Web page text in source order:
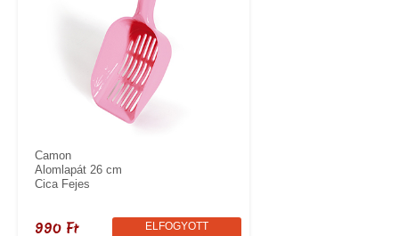
Camon
Alomlapát 26 cm
Cica Fejes
ELFOGYOTT
990 Ft